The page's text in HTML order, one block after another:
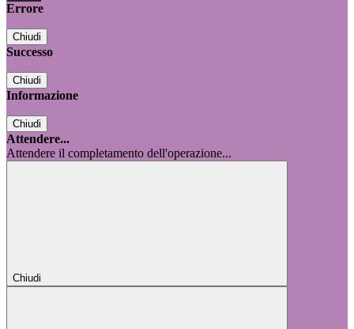
Errore
Chiudi
Successo
Chiudi
Informazione
Chiudi
Attendere...
Attendere il completamento dell'operazione...
Chiudi